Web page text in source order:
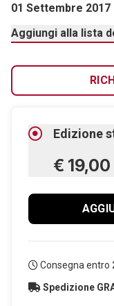
01 Settembre 2017
Aggiungi alla lista
Edizione
€ 19,00
Consegna entro
Spedizione